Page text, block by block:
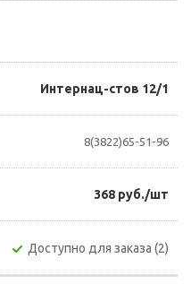
Интернац-стов 12/1
8(3822)65-51-96
368 руб./шт
Доступно для заказа (2)